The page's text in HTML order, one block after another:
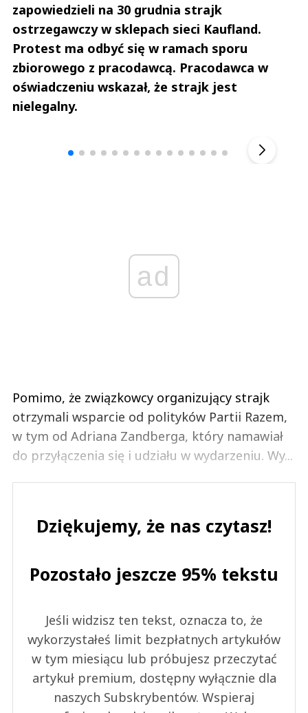
zapowiedzieli na 30 grudnia strajk
ostrzegawczy w sklepach sieci Kaufland.
Protest ma odbyć się w ramach sporu
zbiorowego z pracodawcą. Pracodawca w
oświadczeniu wskazał, że strajk jest
nielegalny.
ad
Pomimo, że związkowcy organizujący strajk
otrzymali wsparcie od polityków Partii Razem,
w tym od Adriana Zandberga, który namawiał
do przyłączenia się i udziału w wydarzeniu. Wy...
Dziękujemy, że nas czytasz!
Pozostało jeszcze 95% tekstu
Jeśli widzisz ten tekst, oznacza to, że
wykorzystałeś limit bezpłatnych artykułów
w tym miesiącu lub próbujesz przeczytać
artykuł premium, dostępny wyłącznie dla
naszych Subskrybentów. Wspieraj